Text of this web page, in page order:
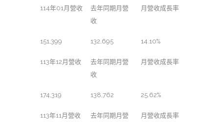
114年01月營收
去年同期月營
收
月營收成長率
151,399 132,695 14.10%
113年12月營收
去年同期月營
收
月營收成長率
174,319 138,762 25.62%
113年11月營收 去年同期月營 月營收成長率